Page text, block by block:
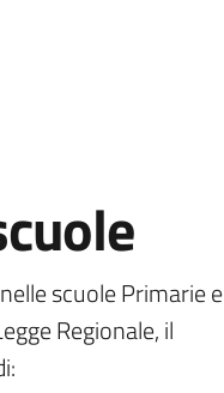
scuole Primarie e
Regionale, il